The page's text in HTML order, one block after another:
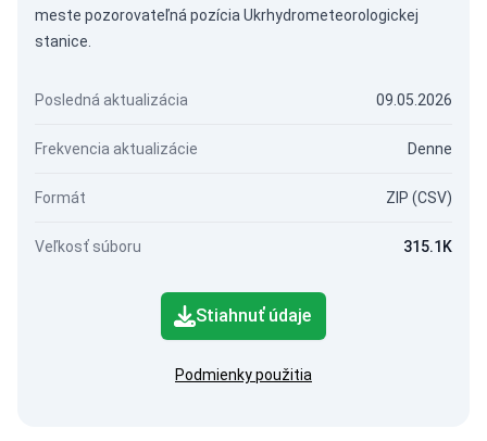
meste pozorovateľná pozícia Ukrhydrometeorologickej
stanice.
Posledná aktualizácia 09.05.2026
Frekvencia aktualizácie Denne
Formát ZIP (CSV)
Veľkosť súboru 315.1K
Stiahnuť údaje
Podmienky použitia